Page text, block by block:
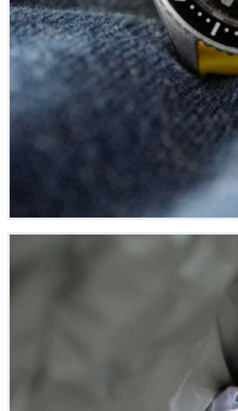
Jean Herber